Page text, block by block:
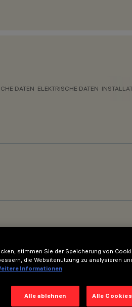
DATEN ELEKTRISCHE DATEN
stimmen Sie der Speicherung von
die Websitenutzung zu analysieren
Informationen
Alle ablehnen Alle